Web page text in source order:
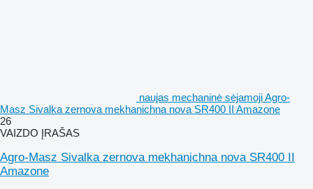
naujas mechaninė sėjamoji Agro-
Masz Sivalka zernova mekhanichna nova SR400 II Amazone
26
VAIZDO ĮRAŠAS
Agro-Masz Sivalka zernova mekhanichna nova SR400 II
Amazone